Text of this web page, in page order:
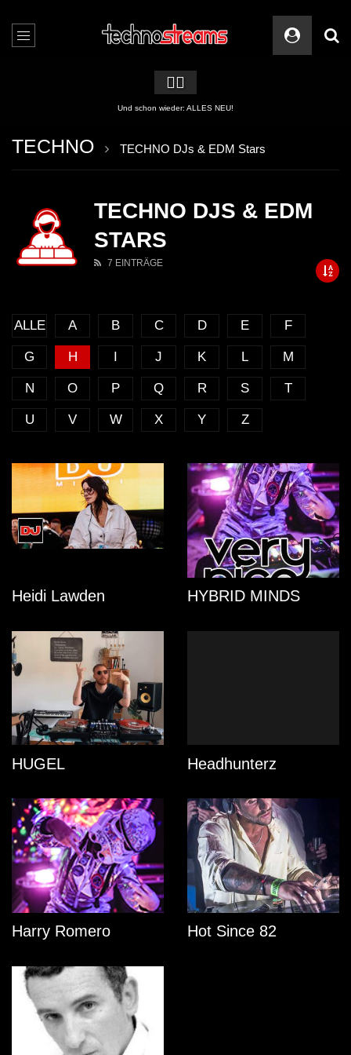
🏳️‍🌈
Und schon wieder: ALLES NEU!
TECHNO TECHNO DJs & EDM Stars
TECHNO DJS & EDM
STARS
7 EINTRÄGE
ALLE A B C D E F
G H I J K L M
N O P Q R S T
U V W X Y Z
Heidi Lawden HYBRID MINDS
HUGEL Headhunterz
Harry Romero Hot Since 82